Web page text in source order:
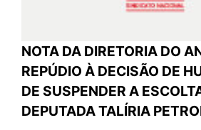
NOTA DA DIRETORIA DO
REPÚDIO À DECISÃO DE
DE SUSPENDER A
DEPUTADA TALÍRIA